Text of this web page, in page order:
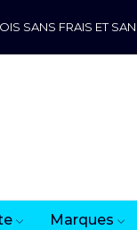
SANS FRAIS ET
Marques